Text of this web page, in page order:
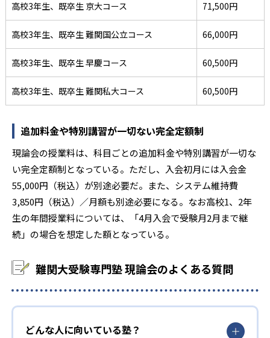
高校3年生、既卒生 京大コース 71,500円
高校3年生、既卒生 難関国公立コース 66,000円
高校3年生、既卒生 早慶コース 60,500円
高校3年生、既卒生 難関私大コース 60,500円
追加料金や特別講習が一切ない完全定額制
現論会の授業料は、科目ごとの追加料金や特別講習が一切な
い完全定額制となっている。ただし、入会初月には入会金
55,000円（税込）が別途必要だ。また、システム維持費
3,850円（税込）／月額も別途必要になる。なお高校1、2年
生の年間授業料については、「4月入会で受験月2月まで継
続」の場合を想定した額となっている。
難関大受験専門塾 現論会のよくある質問
どんな人に向いている塾？